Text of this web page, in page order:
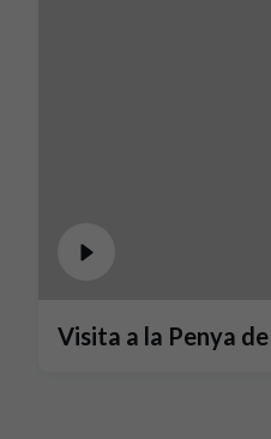
Visita a la Penya